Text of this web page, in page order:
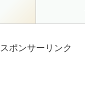
スポンサーリンク